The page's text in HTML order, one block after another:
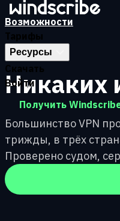
Перейти к основному содержимому
Возможности
Тарифы
Ресурсы
Скачать
Войти
Получить
Никаких
Большинство VPN
трижды, в трёх
Проверено судом,